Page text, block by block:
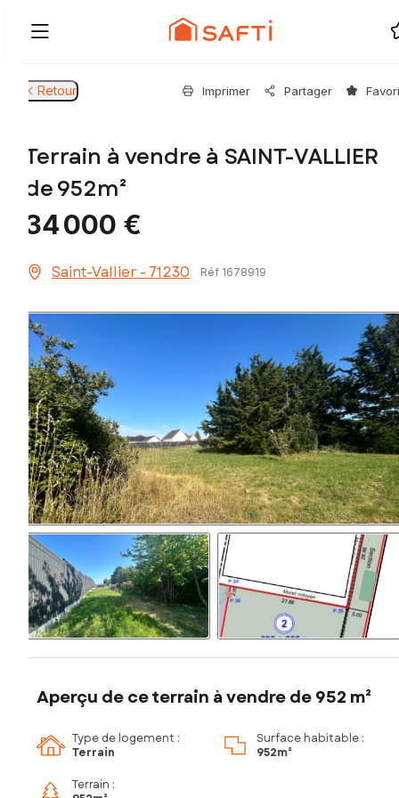
Retour Imprimer Partager
Terrain à vendre à SAINT-VALLIER
de 952m²
34 000 €
Saint-Vallier - 71230 Réf 1678919
Aperçu de ce terrain à vendre de 952 m²
Type de logement :
Terrain
Surface habitable :
952m²
Terrain :